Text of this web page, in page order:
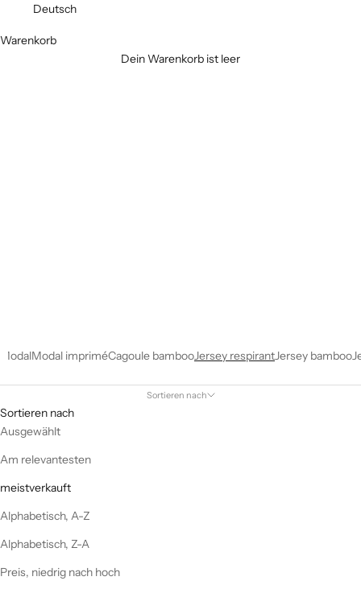
Deutsch
Warenkorb
Dein Warenkorb ist leer
Jersey respirant
ModalModal impriméCagoule bambooJersey respirantJersey bamboo
Sortieren nach
Sortieren nach
Ausgewählt
Am relevantesten
meistverkauft
Alphabetisch, A-Z
Alphabetisch, Z-A
Preis, niedrig nach hoch